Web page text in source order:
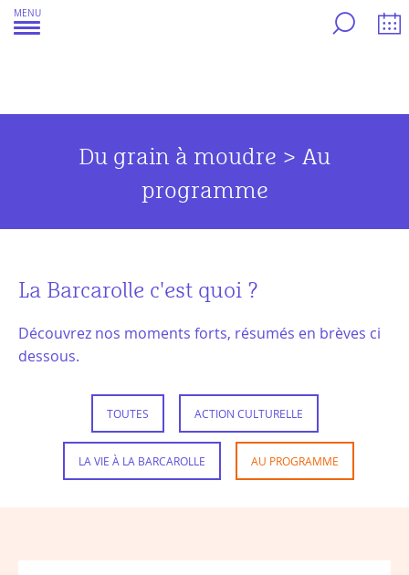
MENU
Aller
au
Du grain à moudre > Au
programme
La Barcarolle c'est quoi ?
Découvrez nos moments forts, résumés en brèves ci
dessous.
TOUTES ACTION CULTURELLE
LA VIE À LA BARCAROLLE AU PROGRAMME